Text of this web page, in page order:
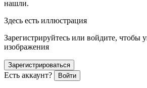
нашли.
Здесь есть иллюстрация
Зарегистрируйтесь или войдите, чтобы
изображения
Зарегистрироваться
Есть аккаунт? Войти